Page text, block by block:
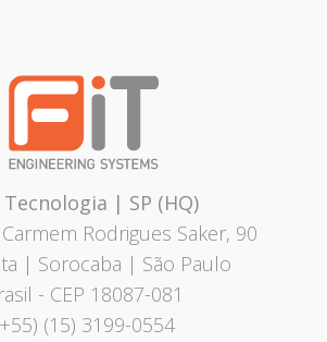
Tecnologia | SP (HQ)
Rodrigues Saker, 90
| Sorocaba | São Paulo
- CEP 18087-081
(15) 3199-0554